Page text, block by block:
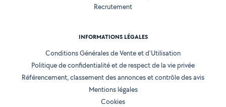
Recrutement
INFORMATIONS LÉGALES
Conditions Générales de Vente et d'Utilisation
Politique de confidentialité et de respect de la vie privée
Référencement, classement des annonces et contrôle des avis
Mentions légales
Cookies